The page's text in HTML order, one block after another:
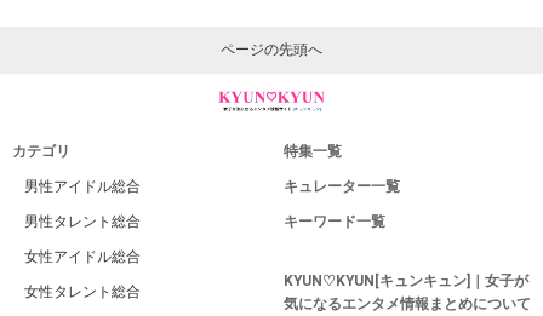
ページの先頭へ
カテゴリ
男性アイドル総合
男性タレント総合
女性アイドル総合
女性タレント総合
特集一覧
キュレーター一覧
キーワード一覧
KYUN♡KYUN[キュンキュン]｜女子が
気になるエンタメ情報まとめについて